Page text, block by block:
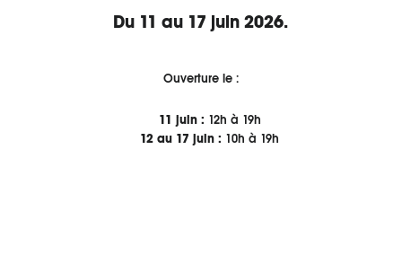
Du 11 au 17 juin 2026.
Ouverture le :
11 juin : 12h à 19h
12 au 17 juin : 10h à 19h